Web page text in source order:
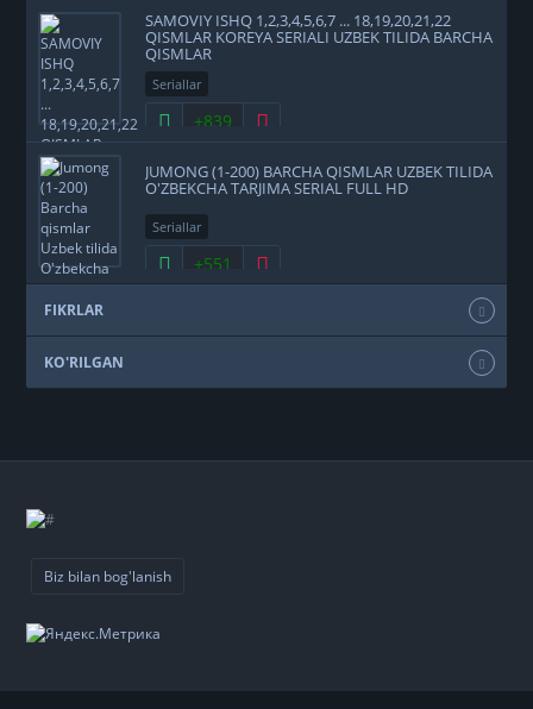
SAMOVIY ISHQ 1,2,3,4,5,6,7 ... 18,19,20,21,22
QISMLAR KOREYA SERIALI UZBEK TILIDA BARCHA
QISMLAR
Seriallar
+839
JUMONG (1-200) BARCHA QISMLAR UZBEK TILIDA
O'ZBEKCHA TARJIMA SERIAL FULL HD
Seriallar
+551
FIKRLAR
KO'RILGAN
Biz bilan bog'lanish